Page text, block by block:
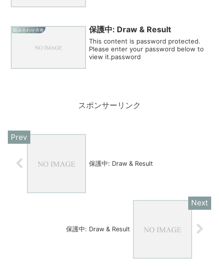
組み合わせ共有 保護中: Draw & Result
This content is password protected.
Please enter your password below to
view it.password
スポンサーリンク
保護中: Draw & Result
保護中: Draw & Result